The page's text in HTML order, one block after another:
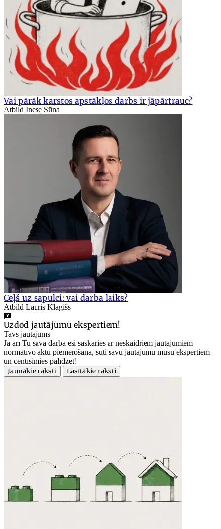
Vai pārāk karstos apstākļos darbs ir jāpārtrauc?
Atbild Inese Sūna
Ceļš uz sapulci: vai darba laiks?
Atbild Lauris Klagišs
Uzdod jautājumu ekspertiem!
Tavs jautājums
Ja arī Tu savā darbā esi saskāries ar neskaidriem jautājumiem
normatīvo aktu piemērošanā, sūti savu jautājumu mūsu ekspertiem
un centīsimies palīdzēt!
Jaunākie raksti
Lasītākie raksti